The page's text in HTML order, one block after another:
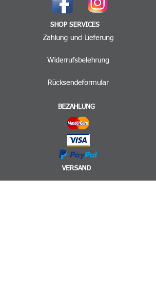
SHOP SERVICES
Zahlung und Lieferung
Widerrufsbelehrung
Rücksendeformular
BEZAHLUNG
VERSAND